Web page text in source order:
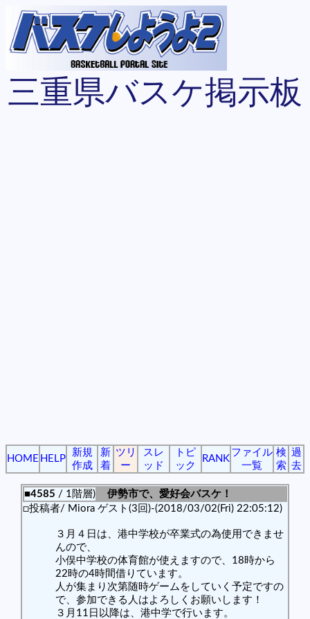
三重県バスケ掲示板
HOME HELP
新規
作成
新
着
ツリ
ー
スレ
ッド
トピ
ック
RANK
ファイル
一覧
検
索
過
去
■4585 / 1階層)
伊勢市で、愛好会バスケ！
□投稿者/ Miora ゲスト(3回)-(2018/03/02(Fri) 22:05:12)
３月４日は、港中学校が卒業式の為使用できませ
んので、
小俣中学校の体育館が使えますので、18時から
22時の4時間借りています。
人が集まり次第随時ゲームをしていく予定ですの
で、参加できる人はよろしくお願いします！
３月11日以降は、港中学で行います。